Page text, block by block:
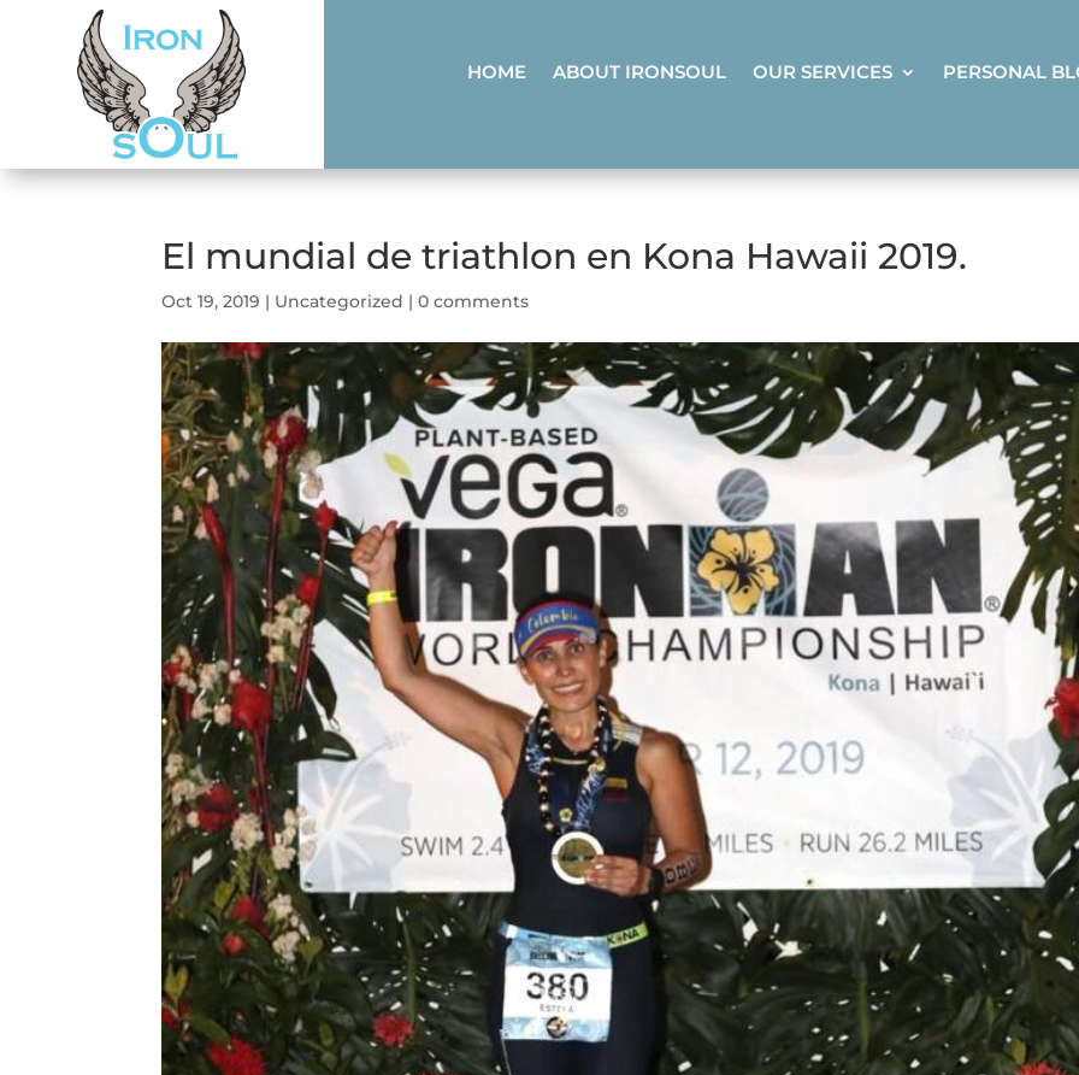
HOME ABOUT IRONSOUL OUR SERVICES PERSONAL
El mundial de triathlon en Kona Hawaii 2019.
Oct 19, 2019 | Uncategorized |0 comments